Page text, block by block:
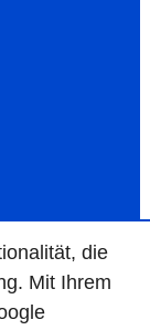
die
Mit Ihrem